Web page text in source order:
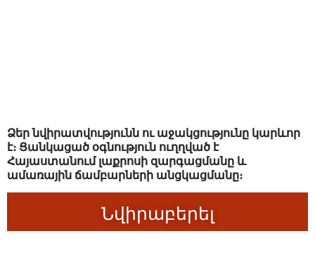
Ձեր նվիրատվությունն ու աջակցությունը կարևոր
է։ Ցանկացած օգնություն ուղղված է
Հայաստանում լաքրոսի զարգացմանը և
ամառային ճամբարների անցկացմանը։
Նվիրաբերել